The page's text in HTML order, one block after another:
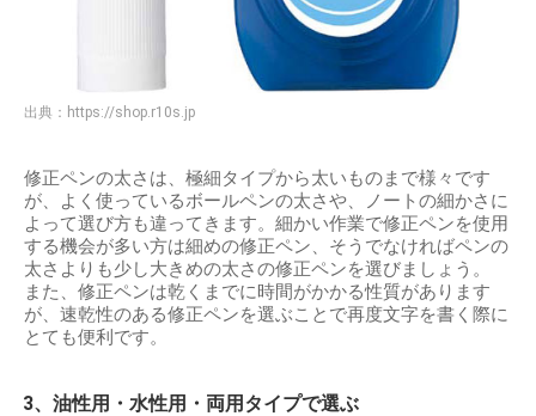
出典： https://shop.r10s.jp
修正ペンの太さは、極細タイプから太いものまで様々です
が、よく使っているボールペンの太さや、ノートの細かさに
よって選び方も違ってきます。細かい作業で修正ペンを使用
する機会が多い方は細めの修正ペン、そうでなければペンの
太さよりも少し大きめの太さの修正ペンを選びましょう。
また、修正ペンは乾くまでに時間がかかる性質があります
が、速乾性のある修正ペンを選ぶことで再度文字を書く際に
とても便利です。
3、油性用・水性用・両用タイプで選ぶ